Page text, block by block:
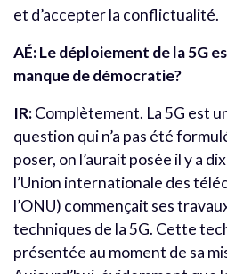
et d’accepter la conflictualité.
AÉ: Le déploiement de la 5G
manque de démocratie?
IR:Complètement. La 5G est
question qui n’a pas été
poser, on l’aurait posée il y a
l’Union internationale des
l’ONU) commençait ses
techniques de la 5G. Cette
présentée au moment de sa